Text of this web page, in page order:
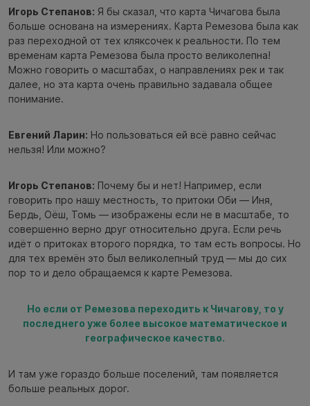
Игорь Степанов: Я бы сказал, что карта Чичагова была
больше основана на измерениях. Карта Ремезова была как
раз переходной от тех кляксочек к реальности. По тем
временам карта Ремезова была просто великолепна!
Можно говорить о масштабах, о направлениях рек и так
далее, но эта карта очень правильно задавала общее
понимание.
Евгений Ларин: Но пользоваться ей всё равно сейчас
нельзя! Или можно?
Игорь Степанов: Почему бы и нет! Например, если
говорить про нашу местность, то притоки Оби — Иня,
Бердь, Оёш, Томь — изображены если не в масштабе, то
совершенно верно друг относительно друга. Если речь
идёт о притоках второго порядка, то там есть вопросы. Но
для тех времён это был великолепный труд — мы до сих
пор то и дело обращаемся к карте Ремезова.
Но если от Ремезова переходить к Чичагову, то у
последнего уже более высокое математическое и
географическое качество.
И там уже гораздо больше поселений, там появляется
больше реальных дорог.